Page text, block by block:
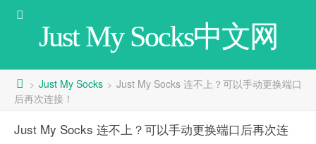
Just My Socks中文网
> Just My Socks > Just My Socks 连不上？可以手动更换端口
后再次连接！
Just My Socks 连不上？可以手动更换端口后再次连